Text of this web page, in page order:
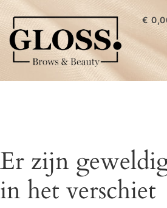
€
Er zijn
in het verschiet